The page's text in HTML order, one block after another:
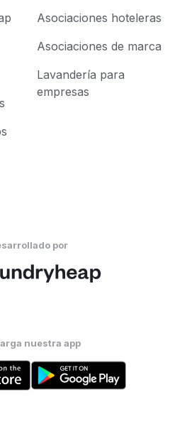
Asociaciones hoteleras
Asociaciones de marca
Lavandería para
empresas
por
nuestra app